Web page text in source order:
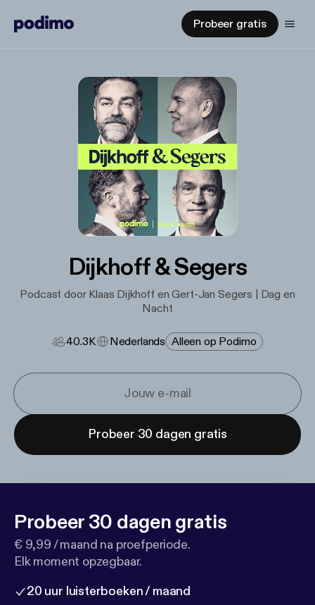
Probeer gratis
Dijkhoff & Segers
Podcast door Klaas Dijkhoff en Gert-Jan Segers | Dag en
Nacht
40.3K Nederlands Alleen op Podimo
Probeer 30 dagen gratis
Probeer 30 dagen gratis
€ 9,99 / maand na proefperiode.
Elk moment opzegbaar.
20 uur luisterboeken / maand